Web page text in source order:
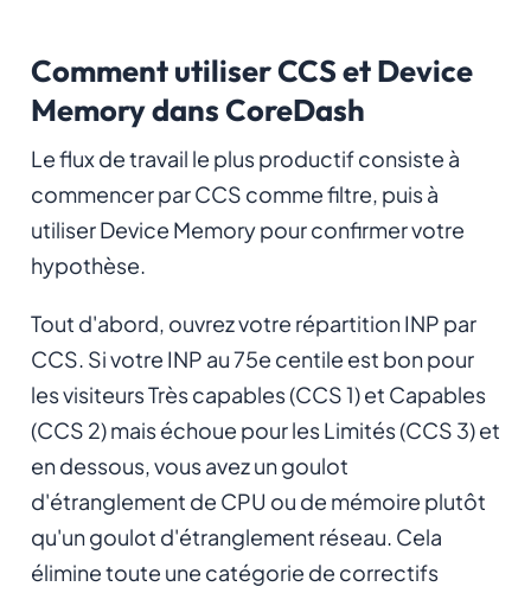
Comment utiliser CCS et Device
Memory dans CoreDash
Le flux de travail le plus productif consiste à
commencer par CCS comme filtre, puis à
utiliser Device Memory pour confirmer votre
hypothèse.
Tout d'abord, ouvrez votre répartition INP par
CCS. Si votre INP au 75e centile est bon pour
les visiteurs Très capables (CCS 1) et Capables
(CCS 2) mais échoue pour les Limités (CCS 3) et
en dessous, vous avez un goulot
d'étranglement de CPU ou de mémoire plutôt
qu'un goulot d'étranglement réseau. Cela
élimine toute une catégorie de correctifs